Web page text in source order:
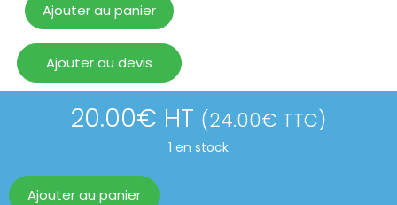
Ajouter au panier
Ajouter au devis
20.00€ HT (24.00€ TTC)
1 en stock
Ajouter au panier